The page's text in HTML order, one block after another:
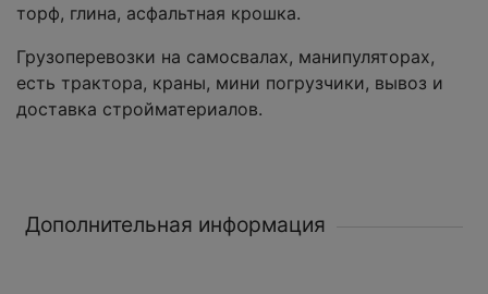
торф, глина, асфальтная крошка.
Грузоперевозки на самосвалах, манипуляторах,
есть трактора, краны, мини погрузчики, вывоз и
доставка стройматериалов.
Дополнительная информация